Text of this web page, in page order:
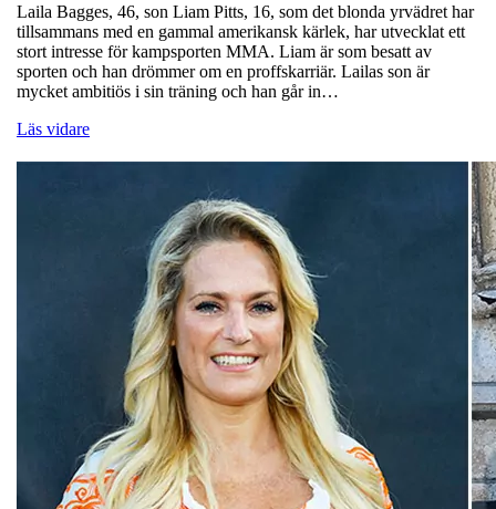
Laila Bagges, 46, son Liam Pitts, 16, som det blonda yrvädret har
tillsammans med en gammal amerikansk kärlek, har utvecklat ett
stort intresse för kampsporten MMA. Liam är som besatt av
sporten och han drömmer om en proffskarriär. Lailas son är
mycket ambitiös i sin träning och han går in…
Läs vidare